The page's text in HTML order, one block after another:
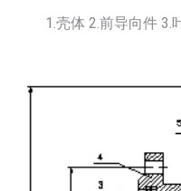
1.壳体 2.前导向件 3.